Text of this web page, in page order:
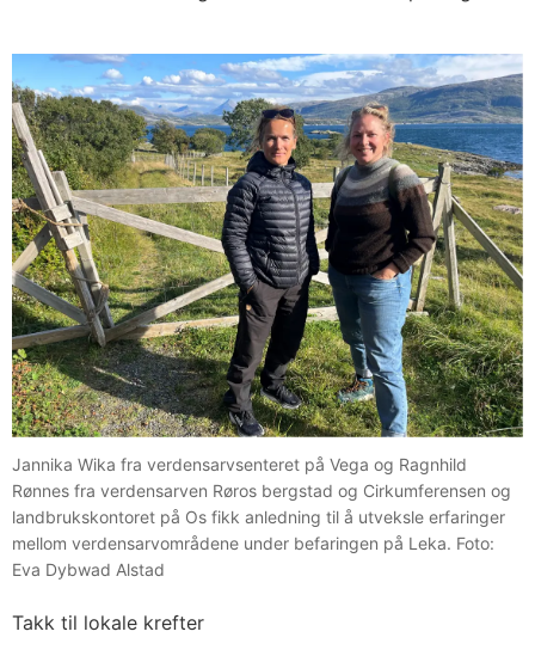
Jannika Wika fra verdensarvsenteret på Vega og Ragnhild
Rønnes fra verdensarven Røros bergstad og Cirkumferensen og
landbrukskontoret på Os fikk anledning til å utveksle erfaringer
mellom verdensarvområdene under befaringen på Leka. Foto:
Eva Dybwad Alstad
Takk til lokale krefter